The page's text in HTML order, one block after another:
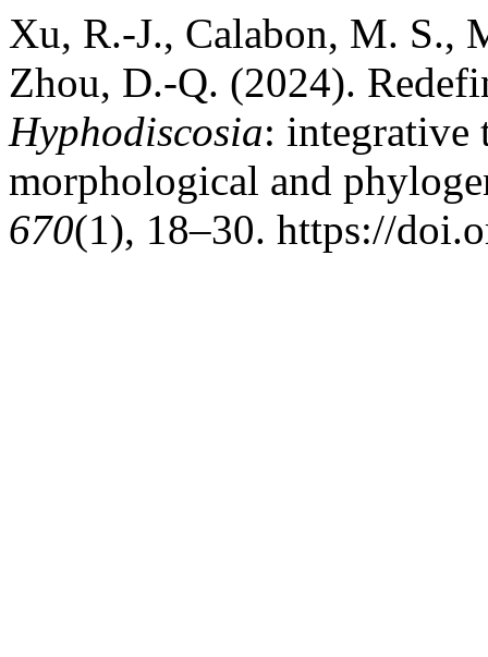
Xu, R.-J., Calabon, M. S.,
Zhou, D.-Q. (2024).
Hyphodiscosia: integrative
morphological and
670(1), 18–30. https://